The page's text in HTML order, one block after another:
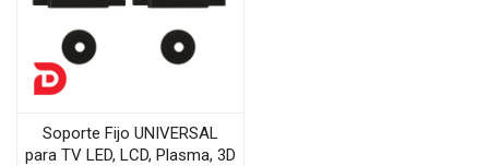
Soporte Fijo UNIVERSAL
para TV LED, LCD, Plasma, 3D